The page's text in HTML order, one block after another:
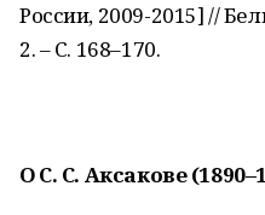
России, 2009-2015] //
2. – С. 168–170.
О С. С. Аксакове